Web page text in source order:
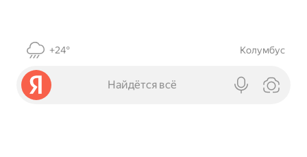
+24° Колумбус
Найдётся всё